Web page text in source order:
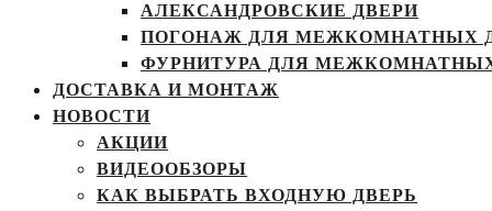
АЛЕКСАНДРОВСКИЕ ДВЕРИ
ПОГОНАЖ ДЛЯ МЕЖКОМНАТНЫХ
ФУРНИТУРА ДЛЯ
ДОСТАВКА И МОНТАЖ
НОВОСТИ
АКЦИИ
ВИДЕООБЗОРЫ
КАК ВЫБРАТЬ ВХОДНУЮ ДВЕРЬ